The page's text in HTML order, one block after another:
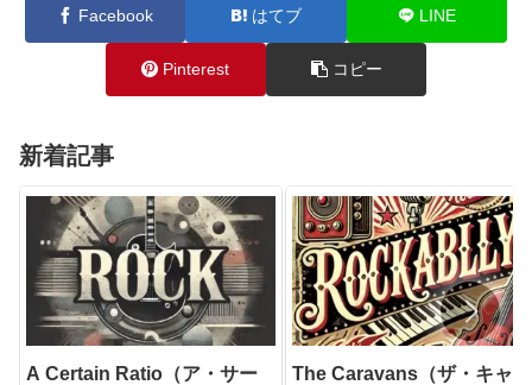
Facebook はてブ LINE
Pinterest コピー
新着記事
A Certain Ratio（ア・サー
The Caravans（ザ・キャラ